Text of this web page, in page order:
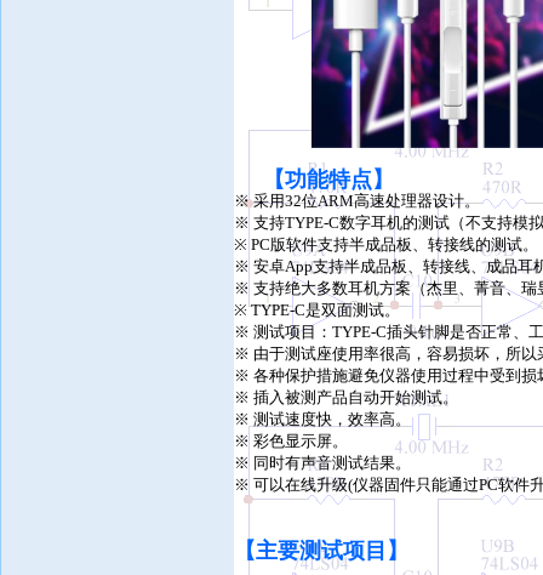
【功能特点】
※ 采用32位ARM高速处理器设计。
※ 支持TYPE-C数字耳机的测试（不支持模
※ PC版软件支持半成品板、转接线的测试。
※ 安卓App支持半成品板、转接线、成品耳
※ 支持绝大多数耳机方案（杰里、菁音、瑞
※ TYPE-C是双面测试。
※ 测试项目：TYPE-C插头针脚是否正常、
※ 由于测试座使用率很高，容易损坏，所以
※ 各种保护措施避免仪器使用过程中受到
※ 插入被测产品自动开始测试。
※ 测试速度快，效率高。
※ 彩色显示屏。
※ 同时有声音测试结果。
※ 可以在线升级(仪器固件只能通过PC软件
【主要测试项目】